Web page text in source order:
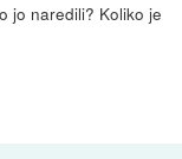
jo naredili? Koliko je